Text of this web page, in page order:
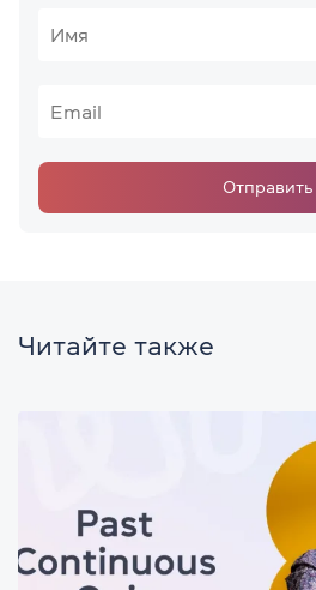
Отправить
Читайте также